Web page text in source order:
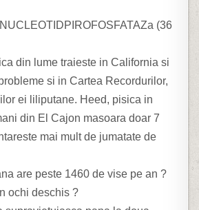
(36
din lume traieste in California si
si in Cartea Recordurilor,
ei liliputane. Heed, pisica in
din El Cajon masoara doar 7
mai mult de jumatate de
are peste 1460 de vise pe an ?
ochi deschis ?